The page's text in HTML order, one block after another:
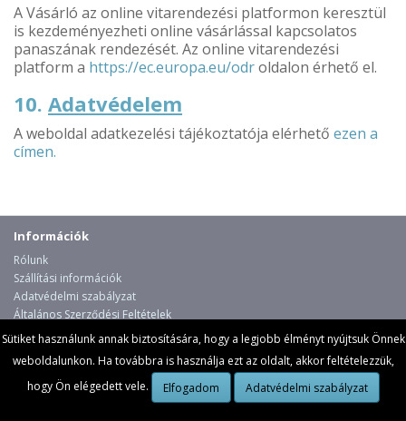
A Vásárló az online vitarendezési platformon keresztül
is kezdeményezheti online vásárlással kapcsolatos
panaszának rendezését. Az online vitarendezési
platform a https://ec.europa.eu/odroldalon érhető el.
10. Adatvédelem
A weboldal adatkezelési tájékoztatója elérhető ezen a
címen.
Információk
Rólunk
Szállítási információk
Adatvédelmi szabályzat
Általános Szerződési Feltételek
Vevőszolgálat
Kapcsolatfelvétel
Termék visszaküldés
Sütiket használunk annak biztosítására, hogy a legjobb élményt nyújtsuk Önnek
weboldalunkon. Ha továbbra is használja ezt az oldalt, akkor feltételezzük,
hogy Ön elégedett vele.
Elfogadom Adatvédelmi szabályzat